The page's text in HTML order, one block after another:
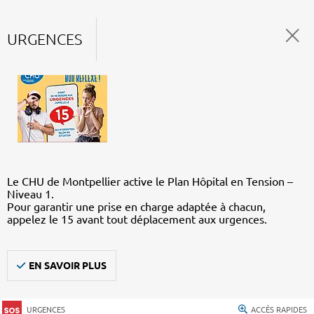
URGENCES
Le CHU de Montpellier active le Plan Hôpital en Tension –
Niveau 1.
Pour garantir une prise en charge adaptée à chacun,
appelez le 15 avant tout déplacement aux urgences.
EN SAVOIR PLUS
URGENCES ACCÈS RAPIDES